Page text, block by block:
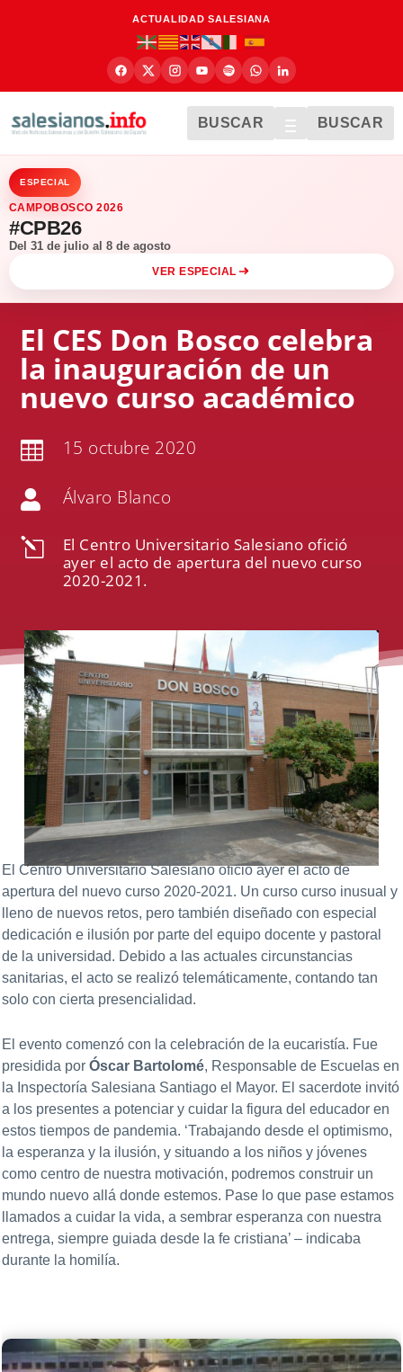
ACTUALIDAD SALESIANA
BUSCAR BUSCAR
ESPECIAL
CAMPOBOSCO 2026
#CPB26
Del 31 de julio al 8 de agosto
VER ESPECIAL
El CES Don Bosco celebra
la inauguración de un
nuevo curso académico
 15 octubre 2020
 Álvaro Blanco
l
El Centro Universitario Salesiano ofició
ayer el acto de apertura del nuevo curso
2020-2021.
El Centro Universitario Salesiano ofició ayer el acto de
apertura del nuevo curso 2020-2021. Un curso curso inusual y
lleno de nuevos retos, pero también diseñado con especial
dedicación e ilusión por parte del equipo docente y pastoral
de la universidad. Debido a las actuales circunstancias
sanitarias, el acto se realizó telemáticamente, contando tan
solo con cierta presencialidad.
El evento comenzó con la celebración de la eucaristía. Fue
presidida porÓscar Bartolomé, Responsable de Escuelas en
la Inspectoría Salesiana Santiago el Mayor. El sacerdote invitó
a los presentes a potenciar y cuidar la figura del educador en
estos tiempos de pandemia. ‘Trabajando desde el optimismo,
la esperanza y la ilusión, y situando a los niños y jóvenes
como centro de nuestra motivación, podremos construir un
mundo nuevo allá donde estemos. Pase lo que pase estamos
llamados a cuidar la vida, a sembrar esperanza con nuestra
entrega, siempre guiada desde la fe cristiana’ – indicaba
durante la homilía.